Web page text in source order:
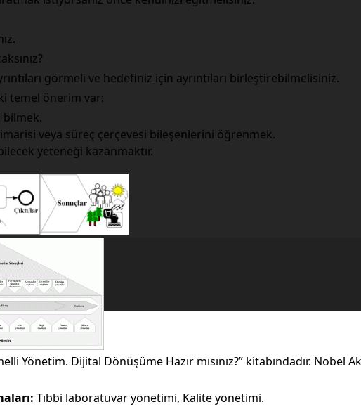
görmeli ve hedefiniz için ayrıntıları birleştirebilmelisiniz.
temel önerim var:
bilmek.
veya süreç çerçevesi bileşenlerini öğrenmek.
yeteneği kazanmaktır.
Yönetim. Dijital Dönüşüme Hazır mısınız?” kitabındadır. Nobel
Tıbbi laboratuvar yönetimi, Kalite yönetimi.